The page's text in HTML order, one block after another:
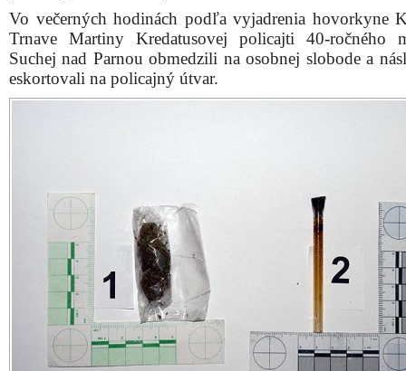
Vo večerných hodinách podľa vyjadrenia hovorkyne
Trnave Martiny Kredatusovej policajti 40-ročného
Suchej nad Parnou obmedzili na osobnej slobode a
eskortovali na policajný útvar.